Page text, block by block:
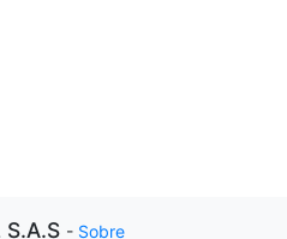
S.A.S - Sobre